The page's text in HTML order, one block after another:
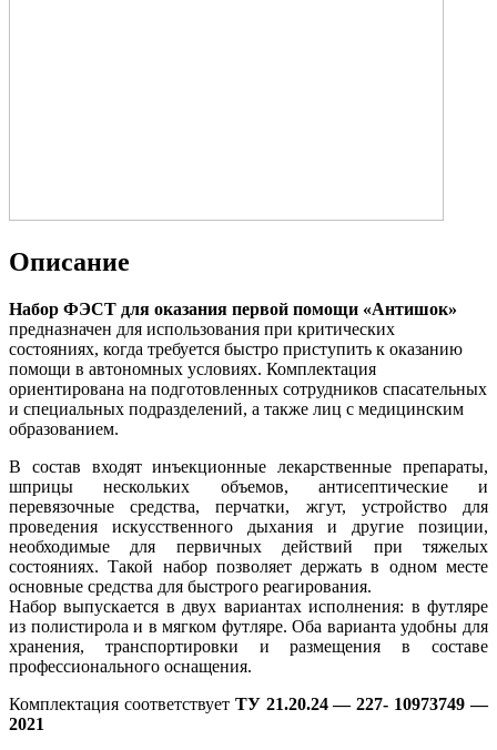
Описание
Набор ФЭСТ для оказания первой помощи «Антишок»
предназначен для использования при критических
состояниях, когда требуется быстро приступить к оказанию
помощи в автономных условиях. Комплектация
ориентирована на подготовленных сотрудников спасательных
и специальных подразделений, а также лиц с медицинским
образованием.
В состав входят инъекционные лекарственные препараты,
шприцы нескольких объемов, антисептические и
перевязочные средства, перчатки, жгут, устройство для
проведения искусственного дыхания и другие позиции,
необходимые для первичных действий при тяжелых
состояниях. Такой набор позволяет держать в одном месте
основные средства для быстрого реагирования.
Набор выпускается в двух вариантах исполнения: в футляре
из полистирола и в мягком футляре. Оба варианта удобны для
хранения, транспортировки и размещения в составе
профессионального оснащения.
Комплектация соответствует ТУ 21.20.24 — 227- 10973749 —
2021